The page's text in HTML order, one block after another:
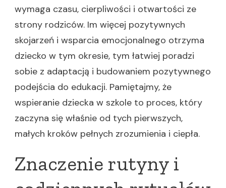
wymaga czasu, cierpliwości i otwartości ze
strony rodziców. Im więcej pozytywnych
skojarzeń i wsparcia emocjonalnego otrzyma
dziecko w tym okresie, tym łatwiej poradzi
sobie z adaptacją i budowaniem pozytywnego
podejścia do edukacji. Pamiętajmy, że
wspieranie dziecka w szkole to proces, który
zaczyna się właśnie od tych pierwszych,
małych kroków pełnych zrozumienia i ciepła.
Znaczenie rutyny i